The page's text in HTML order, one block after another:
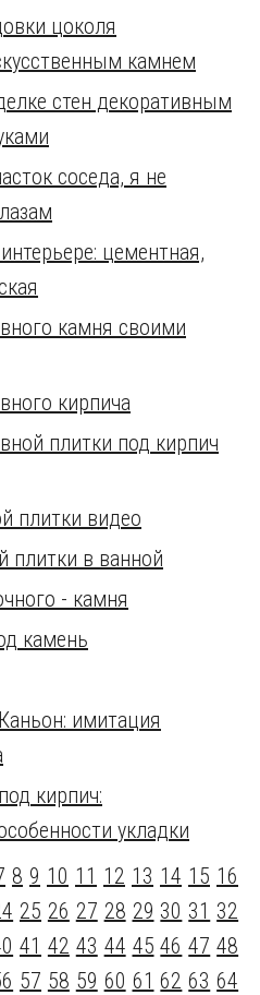
цоколя
камнем
стен декоративным
соседа, я не
цементная,
камня своими
кирпича
плитки под кирпич
плитки видео
плитки в ванной
- камня
камень
имитация
кирпич:
укладки
8 9 10 11 12 13 14 15 16
25 26 27 28 29 30 31 32
41 42 43 44 45 46 47 48
57 58 59 60 61 62 63 64